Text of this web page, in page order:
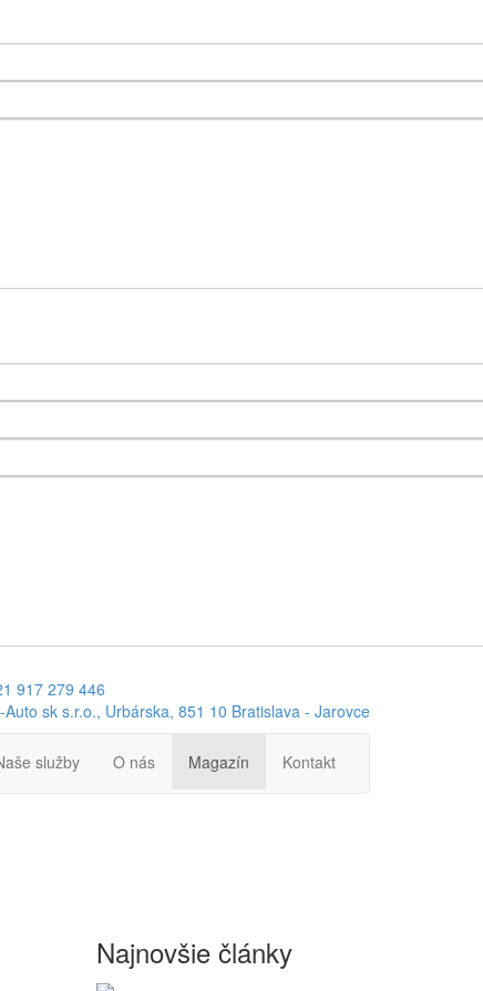
917 279 446
Auto sk s.r.o., Urbárska, 851 10 Bratislava - Jarovce
služby O nás Magazín Kontakt
Najnovšie články